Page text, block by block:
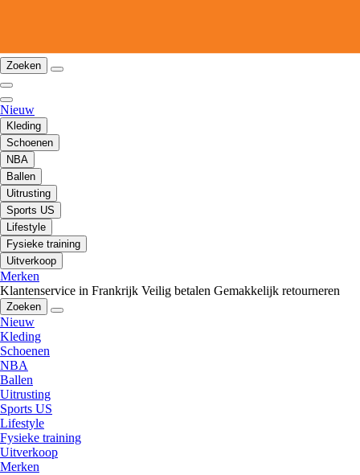
Zoeken
Nieuw
Kleding
Schoenen
NBA
Ballen
Uitrusting
Sports US
Lifestyle
Fysieke training
Uitverkoop
Merken
Klantenservice in Frankrijk Veilig betalen Gemakkelijk retourneren
Zoeken
Nieuw
Kleding
Schoenen
NBA
Ballen
Uitrusting
Sports US
Lifestyle
Fysieke training
Uitverkoop
Merken